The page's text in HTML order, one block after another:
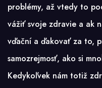
problémy, až vtedy to
vážiť svoje zdravie a ak
vďační a ďakovať za to,
samozrejmosť, ako si
Kedykoľvek nám totiž